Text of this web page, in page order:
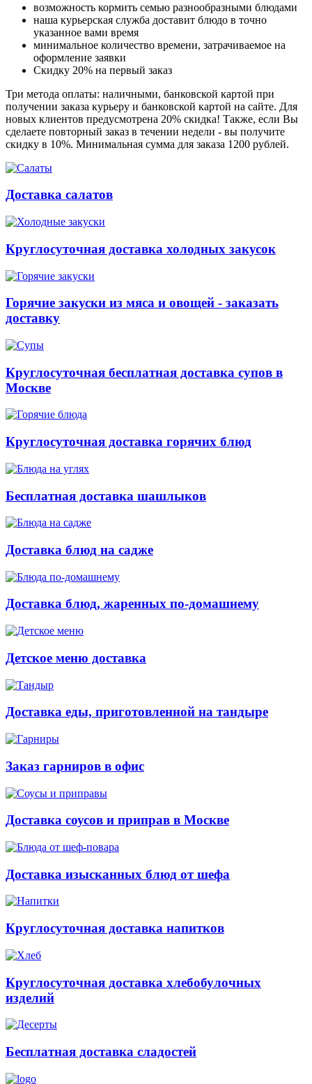
возможность кормить семью разнообразными блюдами
наша курьерская служба доставит блюдо в точно
указанное вами время
минимальное количество времени, затрачиваемое на
оформление заявки
Скидку 20% на первый заказ
Три метода оплаты: наличными, банковской картой при
получении заказа курьеру и банковской картой на сайте. Для
новых клиентов предусмотрена 20% скидка! Также, если Вы
сделаете повторный заказ в течении недели - вы получите
скидку в 10%. Минимальная сумма для заказа 1200 рублей.
Доставка салатов
Круглосуточная доставка холодных закусок
Горячие закуски из мяса и овощей - заказать
доставку
Круглосуточная бесплатная доставка супов в
Москве
Круглосуточная доставка горячих блюд
Бесплатная доставка шашлыков
Доставка блюд на садже
Доставка блюд, жаренных по-домашнему
Детское меню доставка
Доставка еды, приготовленной на тандыре
Заказ гарниров в офис
Доставка соусов и приправ в Москве
Доставка изысканных блюд от шефа
Круглосуточная доставка напитков
Круглосуточная доставка хлебобулочных
изделий
Бесплатная доставка сладостей